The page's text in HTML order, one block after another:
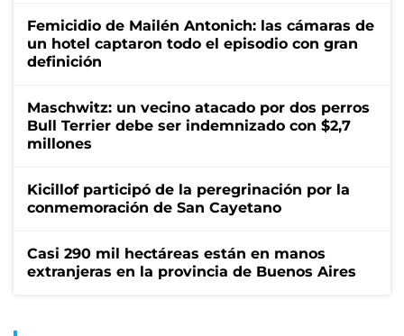
Femicidio de Mailén Antonich: las cámaras de
un hotel captaron todo el episodio con gran
definición
Maschwitz: un vecino atacado por dos perros
Bull Terrier debe ser indemnizado con $2,7
millones
Kicillof participó de la peregrinación por la
conmemoración de San Cayetano
Casi 290 mil hectáreas están en manos
extranjeras en la provincia de Buenos Aires